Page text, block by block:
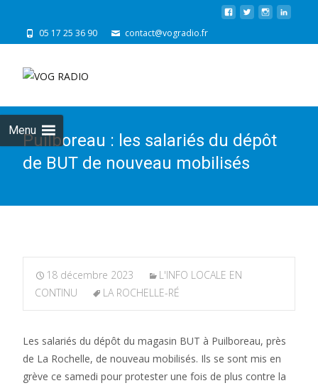
05 17 25 36 90 contact@vogradio.fr
Menu
Puilboreau : les salariés du dépôt
de BUT de nouveau mobilisés
18 décembre 2023
L'INFO LOCALE EN
CONTINU
LA ROCHELLE-RÉ
Les salariés du dépôt du magasin BUT à Puilboreau, près
de La Rochelle, de nouveau mobilisés. Ils se sont mis en
grève ce samedi pour protester une fois de plus contre la